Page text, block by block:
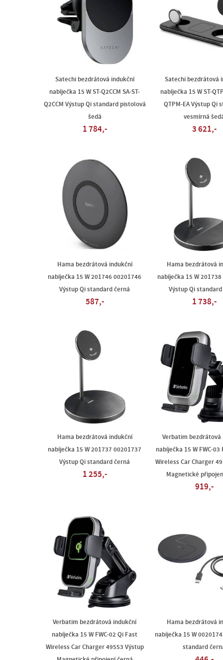
Satechi bezdrátová indukční
nabíječka 15 W ST-Q2CCM SA-ST-
Q2CCM Výstup Qi standard pistolová
šedá
1 784,-
Satechi bezdrátová
nabíječka 15 W ST-
QTPM-EA Výstup Qi
vesmírná
3 621,-
Hama bezdrátová indukční
nabíječka 15 W 201746 00201746
Výstup Qi standard černá
587,-
Hama bezdrátová
nabíječka 15 W
Výstup Qi
1 738,-
Hama bezdrátová indukční
nabíječka 15 W 201737 00201737
Výstup Qi standard černá
1 255,-
Verbatim bezdrátová
nabíječka 15 W FWC-03
Wireless Car Charger
Magnetické
919,-
Verbatim bezdrátová indukční
nabíječka 15 W FWC-02 Qi Fast
Wireless Car Charger 49553 Výstup
Hama bezdrátová
nabíječka 15 W
standard